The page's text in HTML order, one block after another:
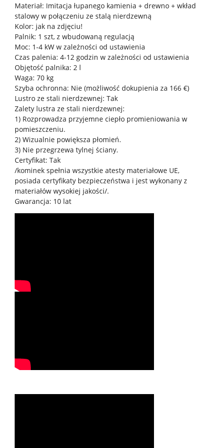
Materiał: Imitacja łupanego kamienia + drewno + wkład
stalowy w połączeniu ze stalą nierdzewną
Kolor: jak na zdjęciu!
Palnik: 1 szt, z wbudowaną regulacją
Moc: 1-4 kW w zależności od ustawienia
Czas palenia: 4-12 godzin w zależności od ustawienia
Objętość palnika: 2 l
Waga: 70 kg
Szyba ochronna: Nie (możliwość dokupienia za 166 €)
Lustro ze stali nierdzewnej: Tak
Zalety lustra ze stali nierdzewnej:
1) Rozprowadza przyjemne ciepło promieniowania w
pomieszczeniu.
2) Wizualnie powiększa płomień.
3) Nie przegrzewa tylnej ściany.
Certyfikat: Tak
/kominek spełnia wszystkie atesty materiałowe UE,
posiada certyfikaty bezpieczeństwa i jest wykonany z
materiałów wysokiej jakości/.
Gwarancja: 10 lat